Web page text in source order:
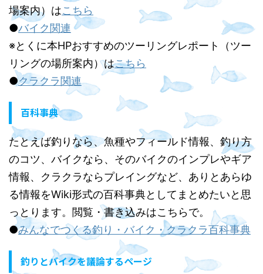
場案内）はこちら
●バイク関連
※とくに本HPおすすめのツーリングレポート（ツー
リングの場所案内）はこちら
●クラクラ関連
百科事典
たとえば釣りなら、魚種やフィールド情報、釣り方
のコツ、バイクなら、そのバイクのインプレやギア
情報、クラクラならプレイングなど、ありとあらゆ
る情報をWiki形式の百科事典としてまとめたいと思
っとります。閲覧・書き込みはこちらで。
●みんなでつくる釣り・バイク・クラクラ百科事典
釣りとバイクを議論するページ